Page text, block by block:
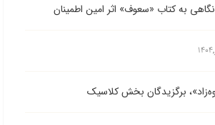
برگزیدگان بخش کلاسیک